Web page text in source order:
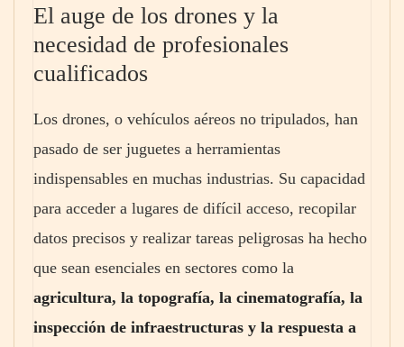
El auge de los drones y la
necesidad de profesionales
cualificados
Los drones, o vehículos aéreos no tripulados, han
pasado de ser juguetes a herramientas
indispensables en muchas industrias. Su capacidad
para acceder a lugares de difícil acceso, recopilar
datos precisos y realizar tareas peligrosas ha hecho
que sean esenciales en sectores como la
agricultura, la topografía, la cinematografía, la
inspección de infraestructuras y la respuesta a